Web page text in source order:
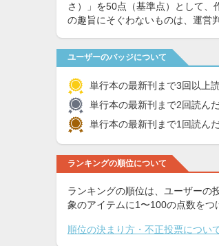
さ）」を50点（基準点）として
の趣旨にそぐわないものは、運営
ユーザーのバッジについて
単行本の最新刊まで3回以上
単行本の最新刊まで2回読ん
単行本の最新刊まで1回読ん
ランキングの順位について
ランキングの順位は、ユーザーの
象のアイテムに1〜100の点数をつ
順位の決まり方・不正投票につい